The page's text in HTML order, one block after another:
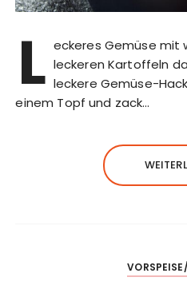
L eckeres Gemüse mit
leckeren Kartoffeln
leckere Gemüse-
einem Topf und zack…